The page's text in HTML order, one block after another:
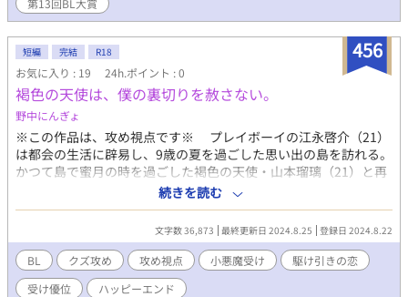
たれたりしないし、寒さでぶるぶる震えなくていいってコト？ ボ
クは、天使な死神サマの元で暮らすことになった。死神サマ、す
っごくきらきらした魔王サマと結婚してて、ボクは、何故だか二
人に、シャルユエルと名前を付けられ、二人の子どもなることに
なったり、ちびっこ悪魔にイジワルされてると思ったらじつは一
目惚れされてたり。 ボク、ただのごくごくフツーなニンゲンだっ
たハズなのにな？！ ネグレクトされた少年が、天使みたいな死神
サマに拾われて、魔界で幸せになるお話です。 冒頭、ネグレクト
の描写があります。 今のところ、主人公の少年シャルルの癒しと
成長の物語となっております。 恋愛のお話になるまでは、ゆっく
りペースの予定ですが、脇カプ（魔王サマ✕死神サマ）は、主人
公の目に留まらぬところで、わりとイチャイチャしてます。 第13
回BL大賞に参加しました。 投票やいいね、感想ありがとうござい
ました✨ シャルルを幸せにするまで、投稿がんばります。
第13回BL大賞
456
短編 完結 R18
お気に入り : 19 24h.ポイント : 0
褐色の天使は、僕の裏切りを赦さない。
野中にんぎょ
※この作品は、攻め視点です※ プレイボーイの江永啓介（21）
は都会の生活に辟易し、9歳の夏を過ごした思い出の島を訪れる。
かつて島で蜜月の時を過ごした褐色の天使・山本瑠璃（21）と再
会する啓介だったが、瑠璃の様子がどこかおかしい。実は、啓介
には「島を去る日におばけトンネルで会おう」という瑠璃との約
束を破った過去があり、瑠璃は啓介に愛憎を抱いていた……。
天使から小悪魔に変貌した君が「俺」に授けるのは、復讐か、そ
れとも赦しのキスか？ クズな「俺」と魅力的になった君とで再
び紡ぐ、真夏のノスタルジック・ラブ。
続きを読む
文字数 36,873 最終更新日 2024.8.25 登録日 2024.8.22
BL クズ攻め 攻め視点 小悪魔受け
駆け引きの恋
受け優位
ハッピーエンド